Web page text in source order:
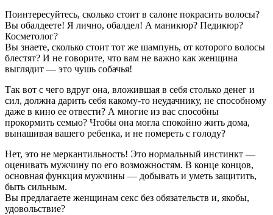
Поинтересуйтесь, сколько стоит в салоне покрасить волосы?
Вы обалдеете! Я лично, обалдел! А маникюр? Педикюр?
Косметолог?
Вы знаете, сколько стоит тот же шампунь, от которого волосы
блестят? И не говорите, что вам не важно как женщина
выглядит — это чушь собачья!
Так вот с чего вдруг она, вложившая в себя столько денег и
сил, должна дарить себя какому-то неудачнику, не способному
даже в кино ее отвести? А многие из вас способны
прокормить семью? Чтобы она могла спокойно жить дома,
вынашивая вашего ребенка, и не помереть с голоду?
Нет, это не меркантильность! Это нормальный инстинкт —
оценивать мужчину по его возможностям. В конце концов,
основная функция мужчины — добывать и уметь защитить,
быть сильным.
Вы предлагаете женщинам секс без обязательств и, якобы,
удовольствие?